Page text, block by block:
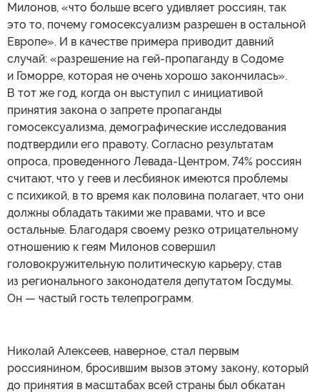
Милонов, «что больше всего удивляет россиян, так
это то, почему гомосексуализм разрешен в остальной
Европе». И в качестве примера приводит давний
случай: «разрешение на гей-пропаганду в Содоме
и Гоморре, которая не очень хорошо закончилась».
В тот же год, когда он выступил с инициативой
принятия закона о запрете пропаганды
гомосексуализма, демографические исследования
подтвердили его правоту. Согласно результатам
опроса, проведенного Левада-Центром, 74% россиян
считают, что у геев и лесбиянок имеются проблемы
с психикой, в то время как половина полагает, что они
должны обладать такими же правами, что и все
остальные. Благодаря своему резко отрицательному
отношению к геям Милонов совершил
головокружительную политическую карьеру, став
из регионального законодателя депутатом Госдумы.
Он — частый гость телепрограмм.
Николай Алексеев, наверное, стал первым
россиянином, бросившим вызов этому закону, который
до принятия в масштабах всей страны был обкатан